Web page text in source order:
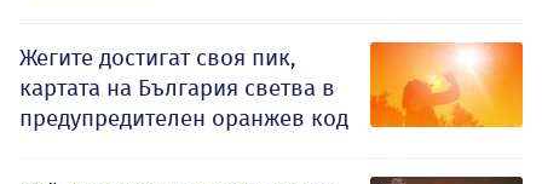
Жегите достигат своя пик,
картата на България светва в
предупредителен оранжев код